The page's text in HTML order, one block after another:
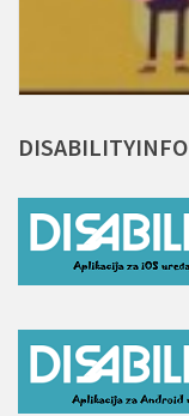
DISABILITYINFO